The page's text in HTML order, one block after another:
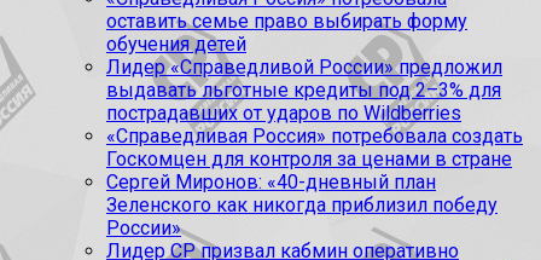
оставить семье право выбирать форму
обучения детей
Лидер «Справедливой России» предложил
выдавать льготные кредиты под 2–3% для
пострадавших от ударов по Wildberries
«Справедливая Россия» потребовала создать
Госкомцен для контроля за ценами в стране
Сергей Миронов: «40-дневный план
Зеленского как никогда приблизил победу
России»
Лидер СР призвал кабмин оперативно